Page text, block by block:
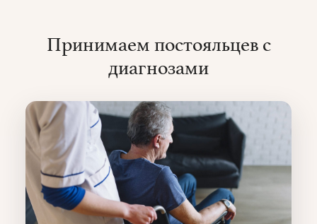
Принимаем постояльцев с
диагнозами